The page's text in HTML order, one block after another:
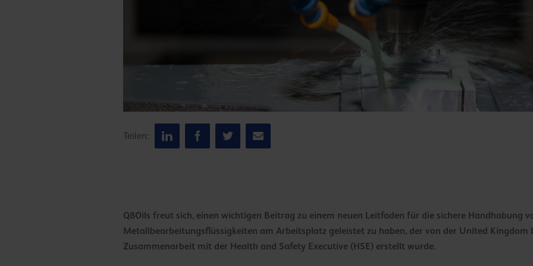
Teilen:
Q8Oils freut sich, einen wichtigen Beitrag zu einem neuen Leitfaden für die sichere Handhabung
Metallbearbeitungsflüssigkeiten am Arbeitsplatz geleistet zu haben, der von der United Kingdom
Zusammenarbeit mit der Health and Safety Executive (HSE) erstellt wurde.